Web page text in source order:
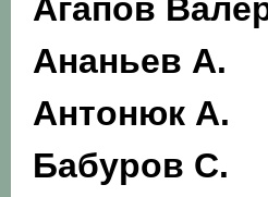
Агапов В
Ананьев А.
Антонюк А.
Бабуров С.